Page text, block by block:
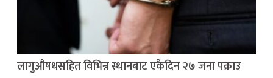
लागुऔषधसहित विभिन्न स्थानबाट एकैदिन २७ जना पक्राउ